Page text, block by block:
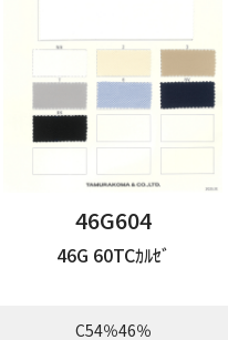
46G604
46G 60TCｶﾙｾﾞ
C54％46％